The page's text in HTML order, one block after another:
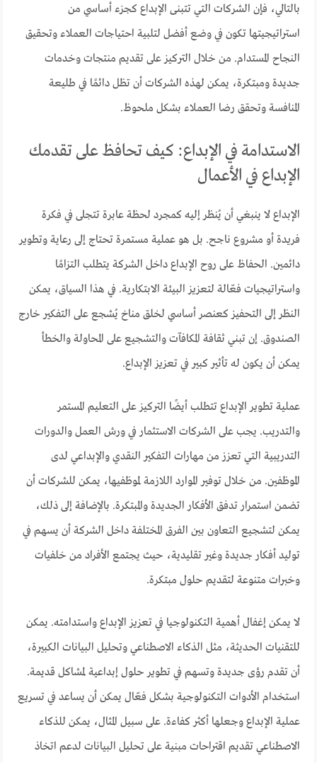
بالتالي، فإن الشركات التي تتبنى الإبداع كجزء أساسي من
استراتيجيتها تكون في وضع أفضل لتلبية احتياجات العملاء وتحقيق
النجاح المستدام. من خلال التركيز على تقديم منتجات وخدمات
جديدة ومبتكرة، يمكن لهذه الشركات أن تظل دائمًا في طليعة
المنافسة وتحقق رضا العملاء بشكل ملحوظ.
الاستدامة في الإبداع: كيف تحافظ على تقدمك
الإبداع في الأعمال
الإبداع لا ينبغي أن يُنظر إليه كمجرد لحظة عابرة تتجلى في فكرة
فريدة أو مشروع ناجح. بل هو عملية مستمرة تحتاج إلى رعاية وتطوير
دائمين. الحفاظ على روح الإبداع داخل الشركة يتطلب التزامًا
واستراتيجيات فعّالة لتعزيز البيئة الابتكارية. في هذا السياق، يمكن
النظر إلى التحفيز كعنصر أساسي لخلق مناخ يُشجع على التفكير خارج
الصندوق. إن تبني ثقافة المكافآت والتشجيع على المحاولة والخطأ
يمكن أن يكون له تأثير كبير في تعزيز الإبداع.
عملية تطوير الإبداع تتطلب أيضًا التركيز على التعليم المستمر
والتدريب. يجب على الشركات الاستثمار في ورش العمل والدورات
التدريبية التي تعزز من مهارات التفكير النقدي والإبداعي لدى
الموظفين. من خلال توفير الموارد اللازمة لموظفيها، يمكن للشركات أن
تضمن استمرار تدفق الأفكار الجديدة والمبتكرة. بالإضافة إلى ذلك،
يمكن لتشجيع التعاون بين الفرق المختلفة داخل الشركة أن يسهم في
توليد أفكار جديدة وغير تقليدية، حيث يجتمع الأفراد من خلفيات
وخبرات متنوعة لتقديم حلول مبتكرة.
لا يمكن إغفال أهمية التكنولوجيا في تعزيز الإبداع واستدامته. يمكن
للتقنيات الحديثة، مثل الذكاء الاصطناعي وتحليل البيانات الكبيرة،
أن تقدم رؤى جديدة وتسهم في تطوير حلول إبداعية لمشاكل قديمة.
استخدام الأدوات التكنولوجية بشكل فعّال يمكن أن يساعد في تسريع
عملية الإبداع وجعلها أكثر كفاءة. على سبيل المثال، يمكن للذكاء
الاصطناعي تقديم اقتراحات مبنية على تحليل البيانات لدعم اتخاذ